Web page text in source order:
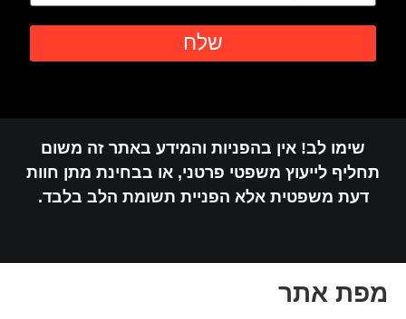
שלח
שימו לב! אין בהפניות והמידע באתר זה משום
תחליף לייעוץ משפטי פרטני, או בבחינת מתן חוות
דעת משפטית אלא הפניית תשומת הלב בלבד.
אתר